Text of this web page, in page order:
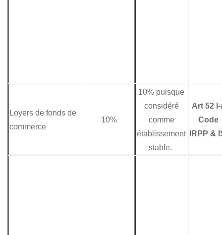
Loyers de fonds de
commerce
10%
10% puisque
considéré
comme
établissement
stable.
Art 52 I-
Code
IRPP &